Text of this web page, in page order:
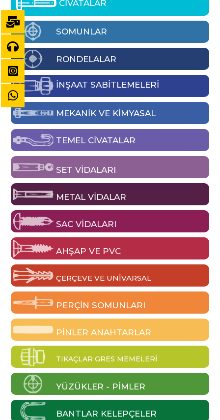
CİVATALAR
SOMUNLAR
RONDELALAR
İNŞAAT SABİTLEMELERİ
MEKANIK VE KIMYASAL
TEMEL CIVATALAR
SET VIDALARI
METAL VIDALAR
SAC VIDALARI
AHŞAP VE PVC
ÇERÇEVE VE UNIVARSAL
PERÇIN SOMUNLARI
PINLER ANAHTARLAR
TIKAÇLAR GRES MEMELERI
YÜZÜKLER - PIMLER
BANTLAR KELEPÇELER